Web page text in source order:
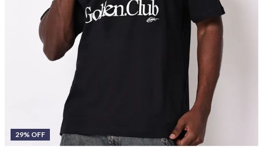
29% OFF